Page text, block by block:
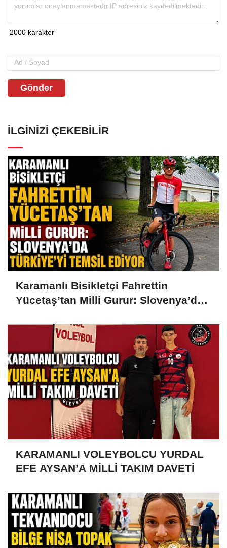
Gönder
İLGINIZI ÇEKEBILIR
Karamanlı Bisikletçi Fahrettin
Yücetaş’tan Milli Gurur: Slovenya’da
KARAMANLI VOLEYBOLCU YURDAL
EFE AYSAN’A MİLLİ TAKIM DAVETİ